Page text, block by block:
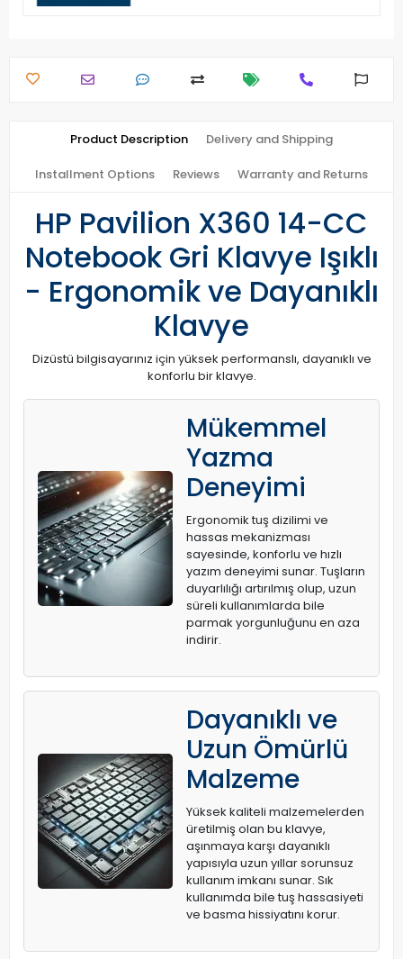
Product Description Delivery and Shipping
Installment Options Reviews Warranty and Returns
HP Pavilion X360 14-CC
Notebook Gri Klavye Işıklı
- Ergonomik ve Dayanıklı
Klavye
Dizüstü bilgisayarınız için yüksek performanslı, dayanıklı ve
konforlu bir klavye.
Mükemmel
Yazma
Deneyimi
Ergonomik tuş dizilimi ve
hassas mekanizması
sayesinde, konforlu ve hızlı
yazım deneyimi sunar. Tuşların
duyarlılığı artırılmış olup, uzun
süreli kullanımlarda bile
parmak yorgunluğunu en aza
indirir.
Dayanıklı ve
Uzun Ömürlü
Malzeme
Yüksek kaliteli malzemelerden
üretilmiş olan bu klavye,
aşınmaya karşı dayanıklı
yapısıyla uzun yıllar sorunsuz
kullanım imkanı sunar. Sık
kullanımda bile tuş hassasiyeti
ve basma hissiyatını korur.